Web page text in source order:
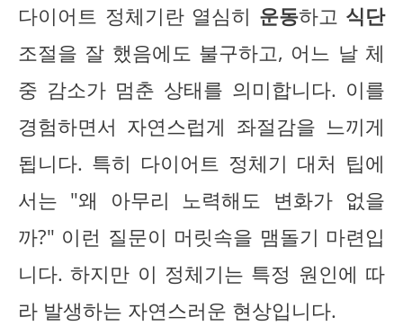
다이어트 정체기란 열심히 운동하고 식단
조절을 잘 했음에도 불구하고, 어느 날 체
중 감소가 멈춘 상태를 의미합니다. 이를
경험하면서 자연스럽게 좌절감을 느끼게
됩니다. 특히 다이어트 정체기 대처 팁에
서는 "왜 아무리 노력해도 변화가 없을
까?" 이런 질문이 머릿속을 맴돌기 마련입
니다. 하지만 이 정체기는 특정 원인에 따
라 발생하는 자연스러운 현상입니다.